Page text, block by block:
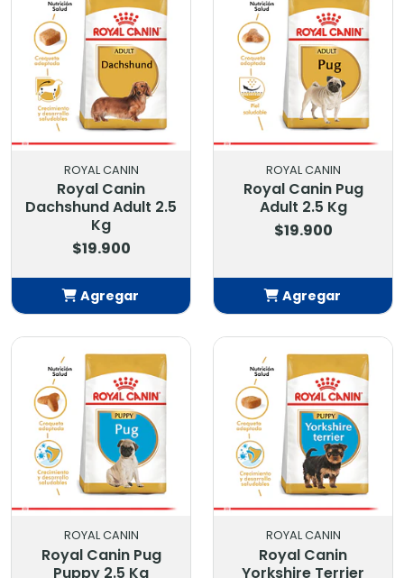
ROYAL CANIN
Royal Canin
Dachshund Adult 2.5
Kg
$19.900
Agregar
Añadido
ROYAL CANIN
Royal Canin Pug
Adult 2.5 Kg
$19.900
Agregar
Añadido
ROYAL CANIN
Royal Canin Pug
Puppy 2.5 Kg
ROYAL CANIN
Royal Canin
Yorkshire Terrier